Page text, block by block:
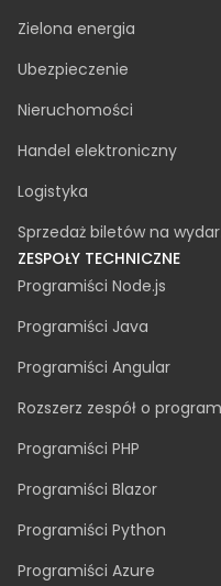
Zielona energia
Ubezpieczenie
Nieruchomości
Handel elektroniczny
Logistyka
Sprzedaż biletów na
ZESPOŁY TECHNICZNE
Programiści Node.js
Programiści Java
Programiści Angular
Rozszerz zespół o
Programiści PHP
Programiści Blazor
Programiści Python
Programiści Azure